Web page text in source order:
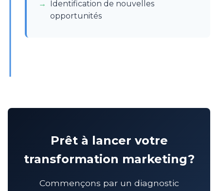
Identification de nouvelles
opportunités
Prêt à lancer votre
transformation marketing?
Commençons par un diagnostic